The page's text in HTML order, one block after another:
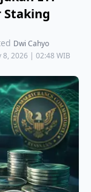
Staking
Dwi Cahyo
8, 2026 | 02:48 WIB